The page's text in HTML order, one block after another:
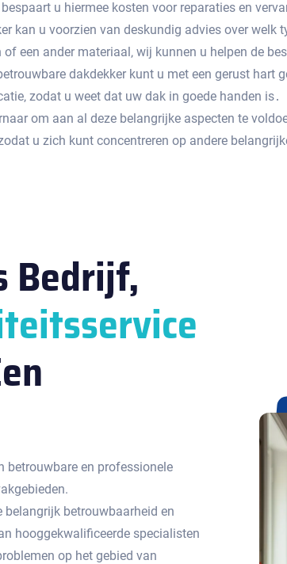
u hiermee kosten voor reparaties en
kan u voorzien van deskundig advies over
een ander materiaal‚ wij kunnen u helpen de
dakdekker kunt u met een gerust hart
zodat u weet dat uw dak in goede handen is․
om aan al deze belangrijke aspecten te
u zich kunt concentreren op andere
Bedrijf,
betrouwbare en professionele
betrouwbaarheid en
hooggekwalificeerde specialisten
op het gebied van